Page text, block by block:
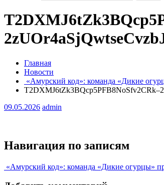
Главная
Новости
«Амурский код»: команда «Дикие
09.05.2026 admin
Навигация по записям
«Амурский код»: команда «Дикие огурцы»